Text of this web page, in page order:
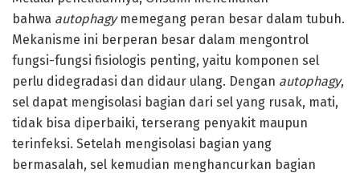
bahwa autophagymemegang peran besar dalam tubuh.
Mekanisme ini berperan besar dalam mengontrol
fungsi-fungsi fisiologis penting, yaitu komponen sel
perlu didegradasi dan didaur ulang. Dengan autophagy,
sel dapat mengisolasi bagian dari sel yang rusak, mati,
tidak bisa diperbaiki, terserang penyakit maupun
terinfeksi. Setelah mengisolasi bagian yang
bermasalah, sel kemudian menghancurkan bagian